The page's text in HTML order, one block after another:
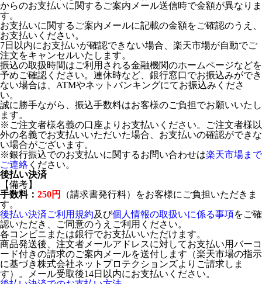
からのお支払いに関するご案内メール送信時で金額が異なりま
す。
お支払いに関するご案内メールに記載の金額をご確認のうえ、
お支払いください。
7日以内にお支払いが確認できない場合、楽天市場が自動でご
注文をキャンセルいたします。
振込の取扱時間はご利用される金融機関のホームページなどを
予めご確認ください。連休時など、銀行窓口でお振込みができ
ない場合は、ATMやネットバンキングにてお振込みくださ
い。
誠に勝手ながら、振込手数料はお客様のご負担でお願いいたし
ます。
※ご注文者様名義の口座よりお支払いください。ご注文者様以
外の名義でお支払いいただいた場合、お支払いの確認ができな
い場合がございます。
※銀行振込でのお支払いに関するお問い合わせは楽天市場まで
ご連絡 ください。
後払い決済
【備考】
手数料： 250円
（請求書発行料）をお客様にご負担いただきま
す。
後払い決済ご利用規約及び個人情報の取扱いに係る事項をご確
認いただき、ご同意のうえご利用ください。
各コンビニまたは銀行でお支払いいただけます。
商品発送後、注文者メールアドレスに対してお支払い用バーコ
ード付きの請求のご案内メールを送付します（楽天市場の指示
に基づき株式会社ネットプロテクションズよりご請求しま
す）。メール受取後14日以内にお支払いください。